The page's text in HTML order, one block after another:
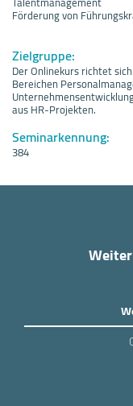
Förderung von
Zielgruppe:
Der Onlinekurs richtet
Bereichen
aus HR-Projekten.
Seminarkennung:
384